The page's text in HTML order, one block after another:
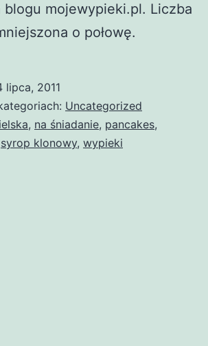
blogu mojewypieki.pl. Liczba
o połowę.
lipca, 2011
Uncategorized
, na śniadanie, pancakes,
syrop klonowy, wypieki